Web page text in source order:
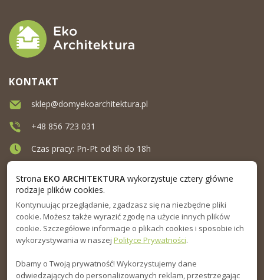
MENU
INFORMACJA
PORADNIK
KONTAKT
sklep@domyekoarchitektura.pl
+48 856 723 031
Czas pracy: Pn-Pt od 8h do 18h
Strona EKO ARCHITEKTURAwykorzystuje cztery główne
rodzaje plików cookies.
Kontynuując przeglądanie, zgadzasz się na niezbędne pliki
cookie. Możesz także wyrazić zgodę na użycie innych plików
cookie. Szczegółowe informacje o plikach cookies i sposobie ich
wykorzystywania w naszej Polityce Prywatności.
Dbamy o Twoją prywatność! Wykorzystujemy dane
odwiedzających do personalizowanych reklam, przestrzegając